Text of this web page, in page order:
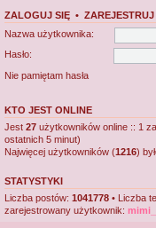
ZALOGUJ SIĘ • ZAREJESTRUJ
Nazwa użytkownika:
Hasło:
Nie pamiętam hasła
KTO JEST ONLINE
Jest 27 użytkowników online :: 1
ostatnich 5 minut)
Najwięcej użytkowników (1216)
STATYSTYKI
Liczba postów: 1041778 • Liczba
zarejestrowany użytkownik: